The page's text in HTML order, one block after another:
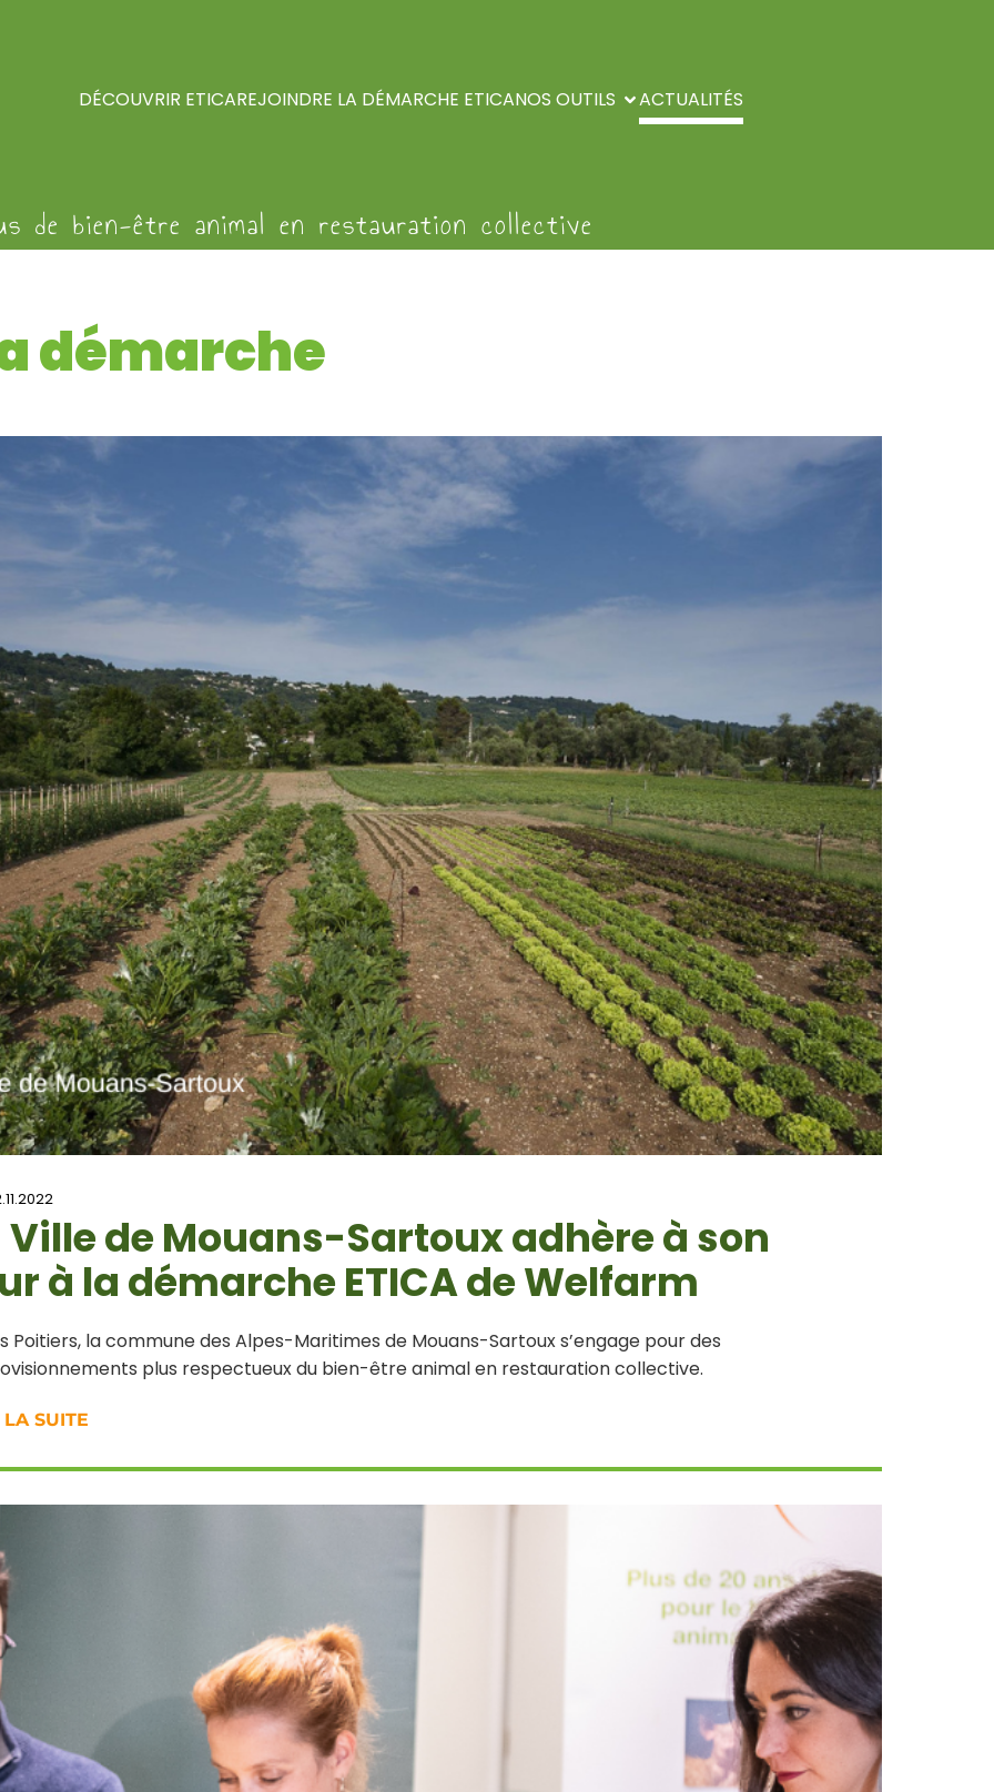
DÉCOUVRIR ETICAREJOINDRE LA DÉMARCHE ETICANOS OUTILS ACTUALITÉS
de bien-être animal en restauration collective
démarche
Ville de Mouans-Sartoux adhère à son
à la démarche ETICA de Welfarm
Poitiers, la commune des Alpes-Maritimes de Mouans-Sartoux s’engage pour des
plus respectueux du bien-être animal en restauration collective.
SUITE